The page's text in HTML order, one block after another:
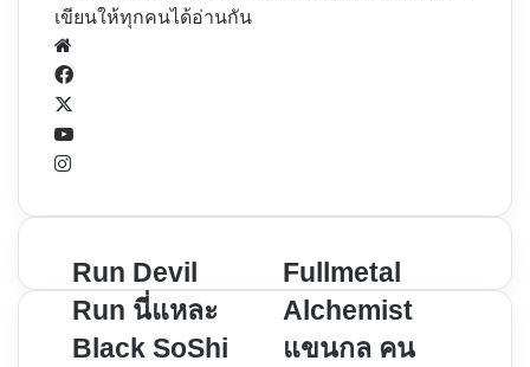
เขียนให้ทุกคนได้อ่านกัน
Facebook
YouTube
Instagram
Run
Devil
Run
นี่
Run Devil
Run นี่แหละ
Black SoShi
Fullmetal
Alchemist
แขน
กล
Fullmetal
Alchemist
แขนกล คน